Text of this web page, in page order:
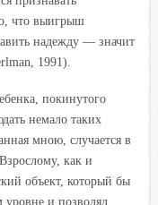
что выигрыш
надежду — значит
1991).
покинутого
немало таких
мною, случается в
как и
объект, который бы
уровне и позволял